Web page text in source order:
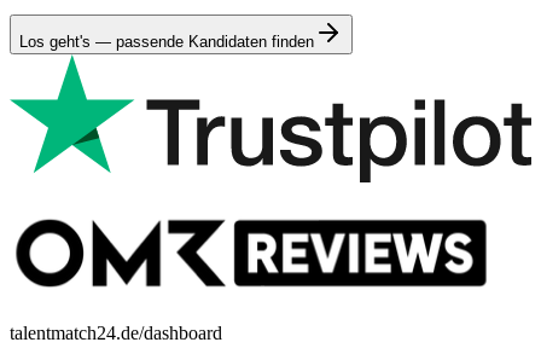
Los geht's — passende Kandidaten finden
talentmatch24.de/dashboard